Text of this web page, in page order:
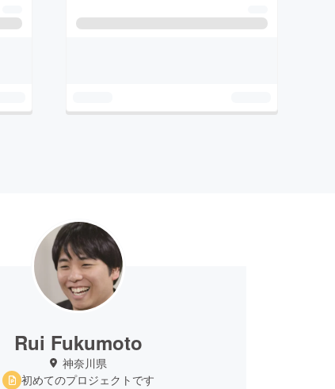
Rui Fukumoto
神奈川県
初めてのプロジェクトです